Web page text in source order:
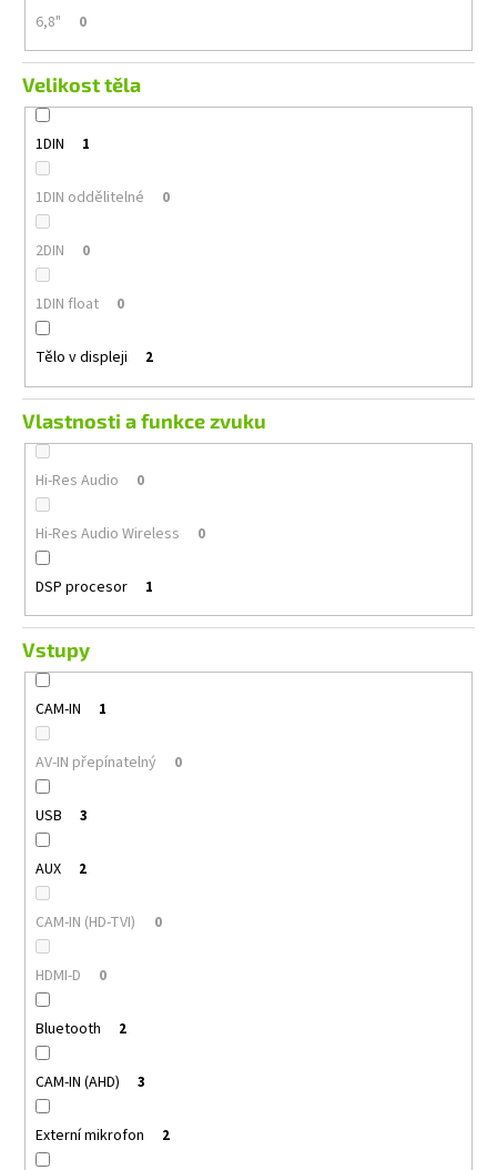
6,8" 0
Velikost těla
1DIN 1
1DIN oddělitelné 0
2DIN 0
1DIN float 0
Tělo v displeji 2
Vlastnosti a funkce zvuku
Hi-Res Audio 0
Hi-Res Audio Wireless 0
DSP procesor 1
Vstupy
CAM-IN 1
AV-IN přepínatelný 0
USB 3
AUX 2
CAM-IN (HD-TVI) 0
HDMI-D 0
Bluetooth 2
CAM-IN (AHD) 3
Externí mikrofon 2